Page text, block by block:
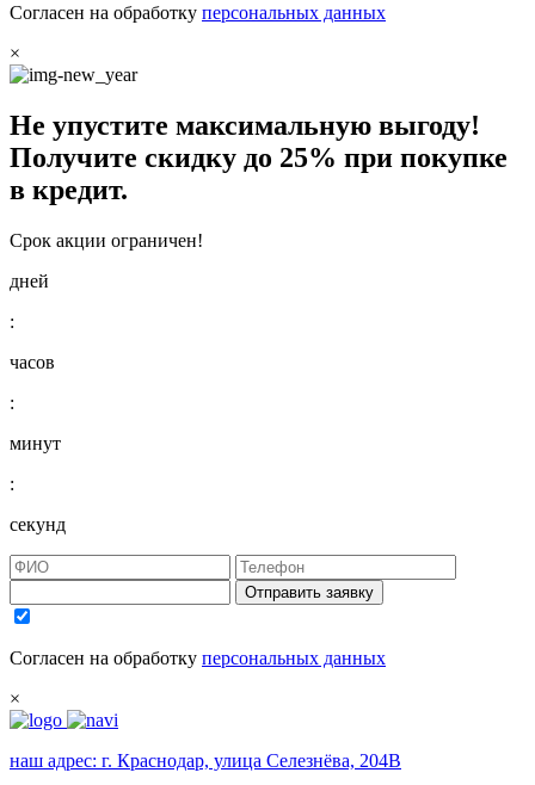
Согласен на обработку персональных данных
×
Не упустите максимальную выгоду!
Получите скидку до 25% при покупке
в кредит.
Срок акции ограничен!
дней
:
часов
:
минут
:
секунд
Отправить заявку
Согласен на обработку персональных данных
×
наш адрес: г. Краснодар, улица Селезнёва, 204В